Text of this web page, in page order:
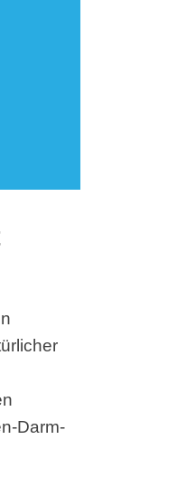
Darm-